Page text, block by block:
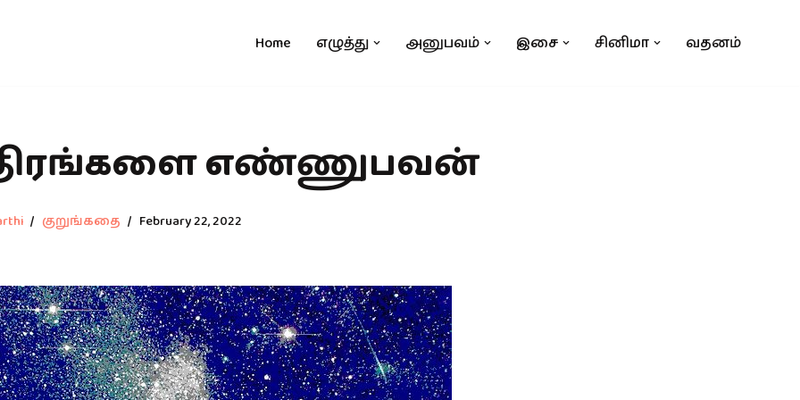
Home எழுத்து அனுபவம் இசை சினிமா வதனம்
எண்ணுபவன்
குறுங்கதை February 22, 2022